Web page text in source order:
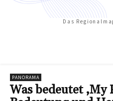
Das
PANORAMA
Was bedeutet ‚My